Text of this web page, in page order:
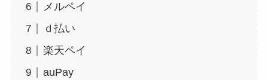
メルペイ
ｄ払い
楽天ペイ
auPay